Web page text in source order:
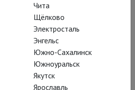
Чита
Щёлково
Электросталь
Энгельс
Южно-Сахалинск
Южноуральск
Якутск
Ярославль